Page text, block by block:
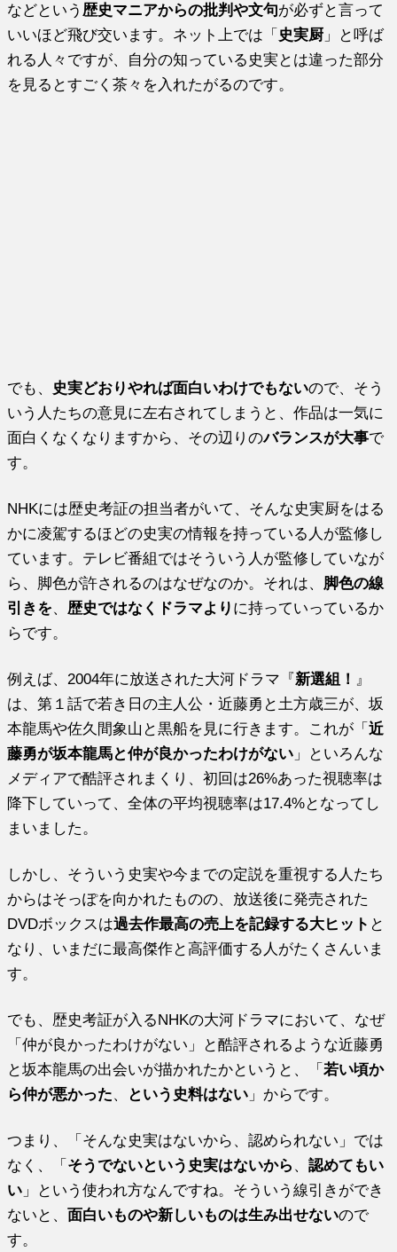
などという 歴史マニアからの批判や文句が必ずと言って
いいほど飛び交います。ネット上では「 史実厨 」と呼ば
れる人々ですが、自分の知っている史実とは違った部分
を見るとすごく茶々を入れたがるのです。
でも、 史実どおりやれば面白いわけでもないので、そう
いう人たちの意見に左右されてしまうと、作品は一気に
面白くなくなりますから、その辺りのバランスが大事で
す。
NHKには歴史考証の担当者がいて、そんな史実厨をはる
かに凌駕するほどの史実の情報を持っている人が監修し
ています。テレビ番組ではそういう人が監修していなが
ら、脚色が許されるのはなぜなのか。それは、 脚色の線
引きを、 歴史ではなくドラマより に持っていっているか
らです。
例えば、2004年に放送された大河ドラマ『新選組！
』
は、第１話で若き日の主人公・近藤勇と土方歳三が、坂
本龍馬や佐久間象山と黒船を見に行きます。これが「近
藤勇が坂本龍馬と仲が良かったわけがない 」といろんな
メディアで酷評されまくり、初回は26%あった視聴率は
降下していって、全体の平均視聴率は17.4%となってし
まいました。
しかし、そういう史実や今までの定説を重視する人たち
からはそっぽを向かれたものの、放送後に発売された
DVDボックスは過去作最高の売上を記録する大ヒット と
なり、いまだに最高傑作と高評価する人がたくさんいま
す。
でも、歴史考証が入るNHKの大河ドラマにおいて、なぜ
「仲が良かったわけがない」と酷評されるような近藤勇
と坂本龍馬の出会いが描かれたかというと、「若い頃か
ら仲が悪かった、 という史料はない 」からです。
つまり、「そんな史実はないから、認められない」では
なく、「 そうでないという史実はないから 、認めてもい
い 」という使われ方なんですね。そういう線引きができ
ないと、面白いものや新しいものは生み出せないので
す。